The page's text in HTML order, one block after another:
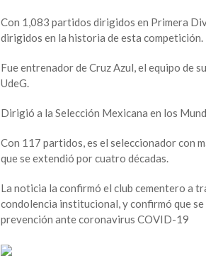
Con 1,083 partidos dirigidos en Primera
dirigidos en la historia de esta competición.
Fue entrenador de Cruz Azul, el equipo de
UdeG.
Dirigió a la Selección Mexicana en los
Con 117 partidos, es el seleccionador con
que se extendió por cuatro décadas.
La noticia la confirmó el club cementero a
condolencia institucional, y confirmó que
prevención ante coronavirus COVID-19